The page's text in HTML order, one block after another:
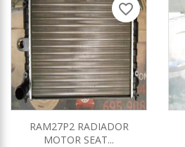
RAM27P2 RADIADOR
MOTOR SEAT...
favorite_border